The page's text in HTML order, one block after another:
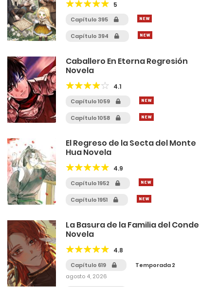
5
Capítulo 395
Capítulo 394
Caballero En Eterna Regresión
Novela
4.1
Capítulo 1059
Capítulo 1058
El Regreso de la Secta del Monte
Hua Novela
4.9
Capítulo 1952
Capítulo 1951
La Basura de la Familia del Conde
Novela
4.8
Capítulo 619
Temporada 2
agosto 4, 2026